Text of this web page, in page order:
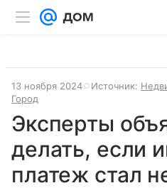
13 ноября 2024 Источник:
Город
Эксперты
делать, если
платеж стал